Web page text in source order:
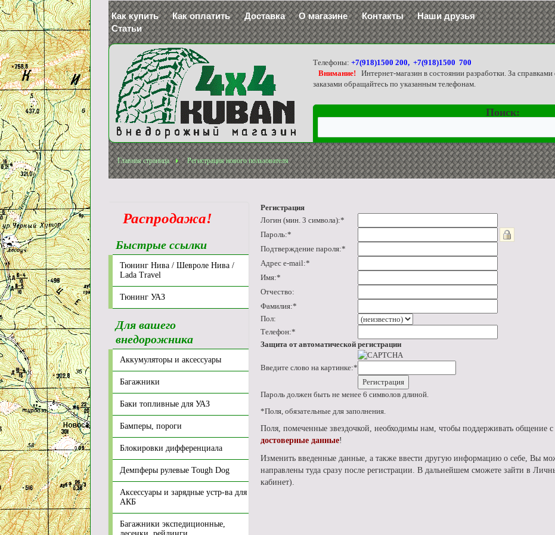
Как купить Как оплатить Доставка О магазине Контакты
Наши друзья
Статьи
Телефоны:+7(918)1500 200, +7(918)1500 700
Внимание!
Интернет-магазин в состоянии разработки. За
заказами обращайтесь по указанным телефонам.
Поиск:
Главная страница Регистрация нового пользователя
Регистрация
Логин (мин. 3 символа):*
Пароль:*
Подтверждение пароля:*
Адрес e-mail:*
Имя:*
Отчество:
Фамилия:*
Пол:
Телефон:*
Защита от автоматической регистрации
Введите слово на картинке:*
Пароль должен быть не менее 6 символов длиной.
*Поля, обязательные для заполнения.
Поля, помеченные звездочкой, необходимы нам, чтобы поддерживать общение
достоверные данные!
Изменить введенные данные, а также ввести другую информацию о себе, Вы
направлены туда сразу после регистрации. В дальнейшем сможете зайти в
кабинет).
Распродажа!
Быстрые ссылки
Тюнинг Нива / Шевроле Нива /
Lada Travel
Тюнинг УАЗ
Для вашего
внедорожника
Аккумуляторы и аксессуары
Багажники
Баки топливные для УАЗ
Бамперы, пороги
Блокировки дифференциала
Демпферы рулевые Tough Dog
Аксессуары и зарядные устр-ва для
АКБ
Багажники экспедиционные,